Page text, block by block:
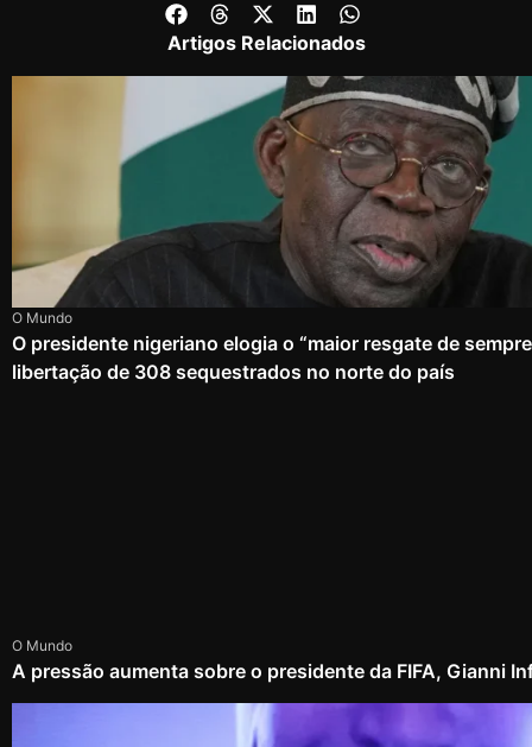
Artigos Relacionados
O Mundo
O presidente nigeriano elogia o “maior resgate de
libertação de 308 sequestrados no norte do país
O Mundo
A pressão aumenta sobre o presidente da FIFA, Gianni